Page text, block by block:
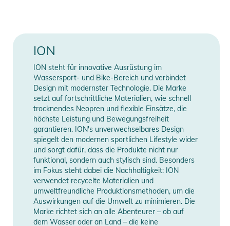
Material:
80% Neopren 20% Nylon
Produktinformationen und
Sicherheitshinweise
Gebrauchsanweisungen, Sicherheitshinweise und Warnungen
finden Sie direkt am Produkt.
Material 80% Neopren, 20% Nylon
Neoprendicke 2 mm
Typ Pant
Manufacturer
Information
Herstellerangaben
anzeigen
ION
ION steht für innovative Ausrüstung im
Wassersport- und Bike-Bereich und verbindet
Design mit modernster Technologie. Die Marke
setzt auf fortschrittliche Materialien, wie schnell
trocknendes Neopren und flexible Einsätze, die
höchste Leistung und Bewegungsfreiheit
garantieren. ION's unverwechselbares Design
spiegelt den modernen sportlichen Lifestyle wider
und sorgt dafür, dass die Produkte nicht nur
funktional, sondern auch stylisch sind. Besonders
im Fokus steht dabei die Nachhaltigkeit: ION
verwendet recycelte Materialien und
umweltfreundliche Produktionsmethoden, um die
Auswirkungen auf die Umwelt zu minimieren. Die
Marke richtet sich an alle Abenteurer – ob auf
dem Wasser oder an Land – die keine